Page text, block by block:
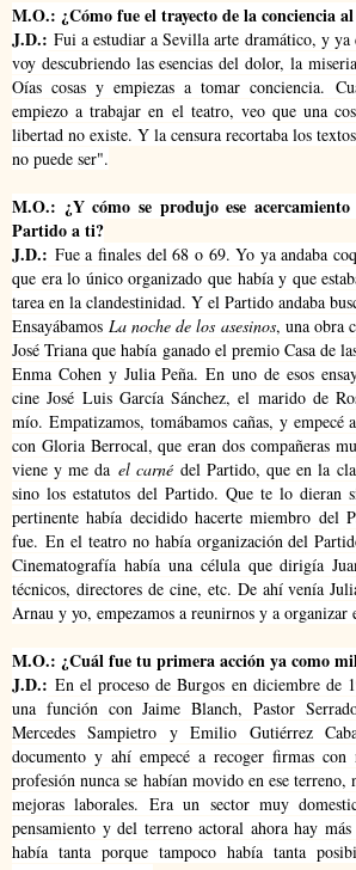
M.O.: ¿Cómo fue el trayecto de la conciencia
J.D.: Fui a estudiar a Sevilla arte dramático, y
voy descubriendo las esencias del dolor, la
Oías cosas y empiezas a tomar conciencia.
empiezo a trabajar en el teatro, veo que una
libertad no existe. Y la censura recortaba los
no puede ser".
M.O.: ¿Y cómo se produjo ese
Partido a ti?
J.D.: Fue a finales del 68 o 69. Yo ya andaba
que era lo único organizado que había y que
tarea en la clandestinidad. Y el Partido andaba
EnsayábamosLa noche de los asesinos, una obra
José Triana que había ganado el premio Casa de
Enma Cohen y Julia Peña. En uno de esos
cine José Luis García Sánchez, el marido de
mío. Empatizamos, tomábamos cañas, y empecé
con Gloria Berrocal, que eran dos compañeras
viene y me da el carnédel Partido, que en la
sino los estatutos del Partido. Que te lo dieran
pertinente había decidido hacerte miembro del
fue. En el teatro no había organización del
Cinematografía había una célula que dirigía
técnicos, directores de cine, etc. De ahí venía
Arnau y yo, empezamos a reunirnos y a organizar
M.O.: ¿Cuál fue tu primera acción ya como
J.D.: En el proceso de Burgos en diciembre de
una función con Jaime Blanch, Pastor
Mercedes Sampietro y Emilio Gutiérrez
documento y ahí empecé a recoger firmas
profesión nunca se habían movido en ese terreno,
mejoras laborales. Era un sector muy
pensamiento y del terreno actoral ahora hay
había tanta porque tampoco había tanta